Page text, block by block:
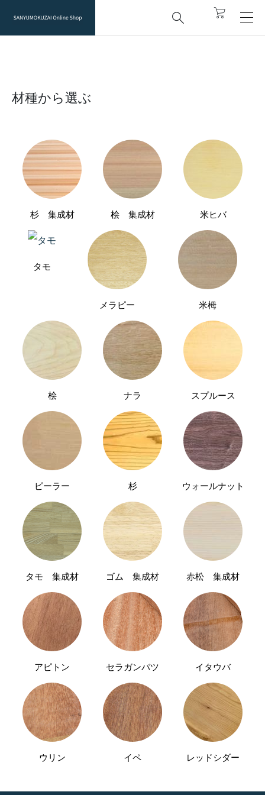

 材種から選ぶ
材種から選ぶ
杉 集成材 桧 集成材 米ヒバ
タモ
メラピー 米栂
桧 ナラ スプルース
ピーラー 杉 ウォールナット
タモ 集成材 ゴム 集成材 赤松 集成材
アピトン セラガンバツ イタウバ
ウリン イペ レッドシダー